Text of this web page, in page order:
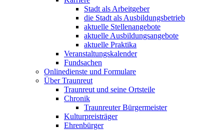
Stadt als Arbeitgeber
die Stadt als Ausbildungsbetrieb
aktuelle Stellenangebote
aktuelle Ausbildungsangebote
aktuelle Praktika
Veranstaltungskalender
Fundsachen
Onlinedienste und Formulare
Über Traunreut
Traunreut und seine Ortsteile
Chronik
Traunreuter Bürgermeister
Kulturpreisträger
Ehrenbürger